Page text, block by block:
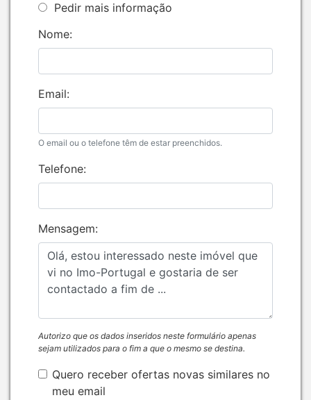
Pedir mais informação
Nome:
Email:
O email ou o telefone têm de estar preenchidos.
Telefone:
Mensagem:
Autorizo que os dados inseridos neste formulário apenas
sejam utilizados para o fim a que o mesmo se destina.
Quero receber ofertas novas similares no
meu email